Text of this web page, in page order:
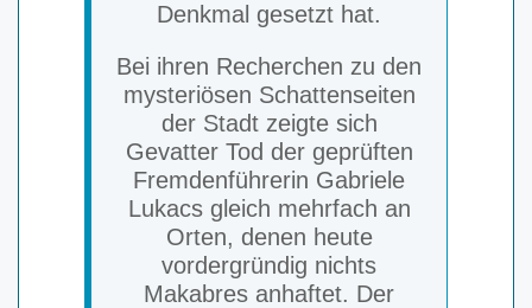
Denkmal gesetzt hat.
Bei ihren Recherchen zu den
mysteriösen Schattenseiten
der Stadt zeigte sich
Gevatter Tod der geprüften
Fremdenführerin Gabriele
Lukacs gleich mehrfach an
Orten, denen heute
vordergründig nichts
Makabres anhaftet. Der